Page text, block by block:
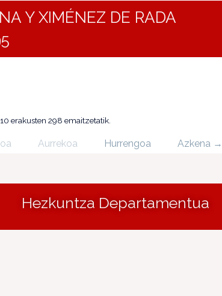
Y XIMÉNEZ DE RADA
erakusten 298 emaitzetatik.
Aurrekoa Hurrengoa Azkena →
Hezkuntza Departamentua